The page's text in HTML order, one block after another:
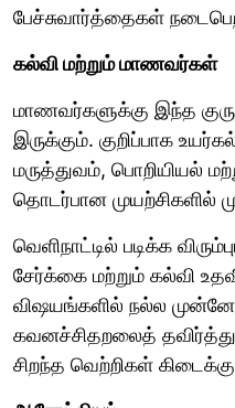
பேச்சுவார்த்தைகள்
கல்வி மற்றும் மாணவர்கள்
மாணவர்களுக்கு இந்த
இருக்கும். குறிப்பாக
மருத்துவம், பொறியியல்
தொடர்பான முயற்சிகளில்
வெளிநாட்டில் படிக்க
சேர்க்கை மற்றும் கல்வி
விஷயங்களில் நல்ல
கவனச்சிதறலைத்
சிறந்த வெற்றிகள்